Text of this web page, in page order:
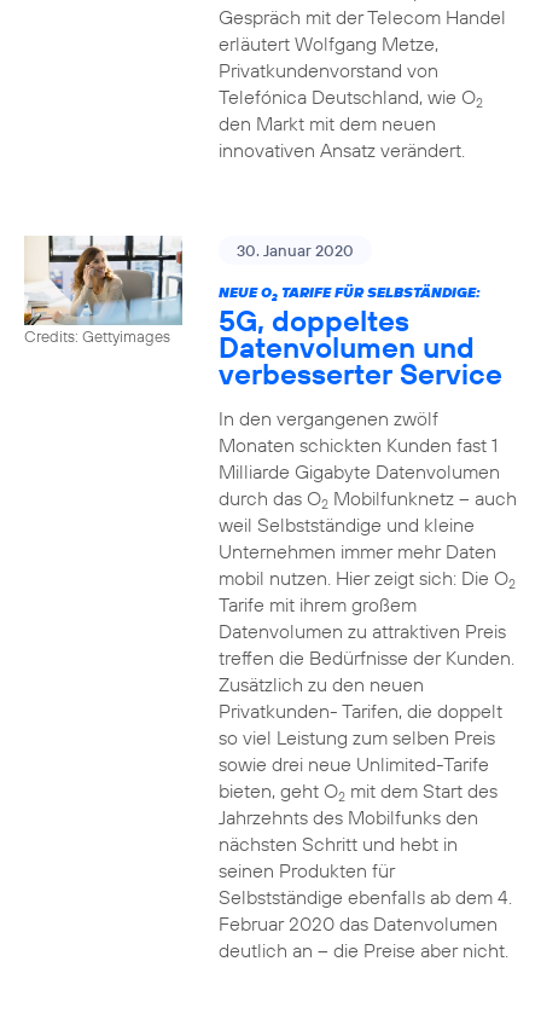
Gespräch mit der Telecom Handel
erläutert Wolfgang Metze,
Privatkundenvorstand von
Telefónica Deutschland, wie O2
den Markt mit dem neuen
innovativen Ansatz verändert.
Credits: Gettyimages
30. Januar 2020
NEUE O2TARIFE FÜR SELBSTÄNDIGE:
5G, doppeltes
Datenvolumen und
verbesserter Service
In den vergangenen zwölf
Monaten schickten Kunden fast 1
Milliarde Gigabyte Datenvolumen
durch das O2Mobilfunknetz – auch
weil Selbstständige und kleine
Unternehmen immer mehr Daten
mobil nutzen. Hier zeigt sich: Die O2
Tarife mit ihrem großem
Datenvolumen zu attraktiven Preis
treffen die Bedürfnisse der Kunden.
Zusätzlich zu den neuen
Privatkunden- Tarifen, die doppelt
so viel Leistung zum selben Preis
sowie drei neue Unlimited-Tarife
bieten, geht O2mit dem Start des
Jahrzehnts des Mobilfunks den
nächsten Schritt und hebt in
seinen Produkten für
Selbstständige ebenfalls ab dem 4.
Februar 2020 das Datenvolumen
deutlich an – die Preise aber nicht.